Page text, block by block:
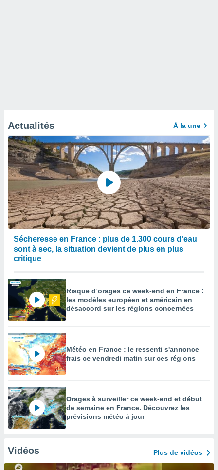
Actualités À la une
Sécheresse en France : plus de 1.300 cours d'eau
sont à sec, la situation devient de plus en plus
critique
Risque d’orages ce week-end en France :
les modèles européen et américain en
désaccord sur les régions concernées
Météo en France : le ressenti s'annonce
frais ce vendredi matin sur ces régions
Orages à surveiller ce week-end et début
de semaine en France. Découvrez les
prévisions météo à jour
Vidéos Plus de vidéos